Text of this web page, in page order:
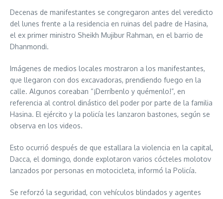
Decenas de manifestantes se congregaron antes del veredicto
del lunes frente a la residencia en ruinas del padre de Hasina,
el ex primer ministro Sheikh Mujibur Rahman, en el barrio de
Dhanmondi.
Imágenes de medios locales mostraron a los manifestantes,
que llegaron con dos excavadoras, prendiendo fuego en la
calle. Algunos coreaban “¡Derríbenlo y quémenlo!”, en
referencia al control dinástico del poder por parte de la familia
Hasina. El ejército y la policía les lanzaron bastones, según se
observa en los videos.
Esto ocurrió después de que estallara la violencia en la capital,
Dacca, el domingo, donde explotaron varios cócteles molotov
lanzados por personas en motocicleta, informó la Policía.
Se reforzó la seguridad, con vehículos blindados y agentes